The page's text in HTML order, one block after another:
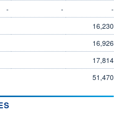
- -
-
16,230
16,926
17,814
51,470